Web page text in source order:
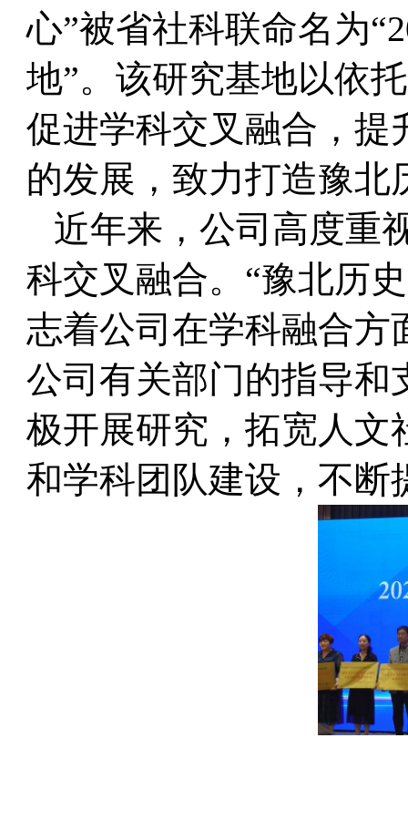
心”被省社科联命名为
地”。该研究基地以依
促进学科交叉融合，提
的发展，致力打造豫
近年来，公司高度重
科交叉融合。“豫北历
志着公司在学科融合方
公司有关部门的指导和
极开展研究，拓宽人文
和学科团队建设，不断